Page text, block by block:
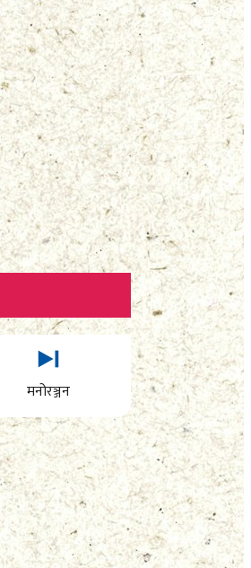
मनोरञ्जन